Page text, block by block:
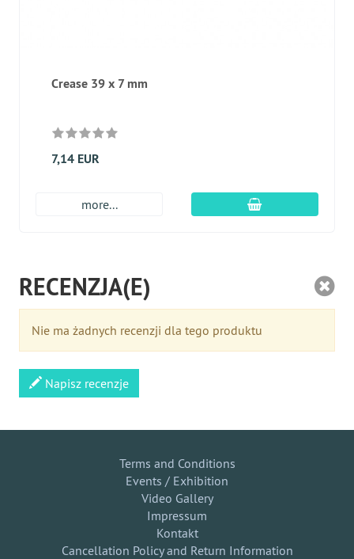
Crease 39 x 7 mm
7,14 EUR
more... dodaj do
RECENZJA(E)
Nie ma żadnych recenzji dla tego produktu
Napisz recenzje
Terms and Conditions
Events / Exhibition
Video Gallery
Impressum
Kontakt
Cancellation Policy and Return Information